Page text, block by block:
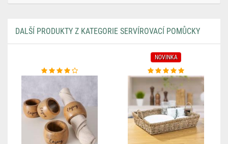
DALŠÍ PRODUKTY Z KATEGORIE SERVÍROVACÍ POMŮCKY
NOVINKA